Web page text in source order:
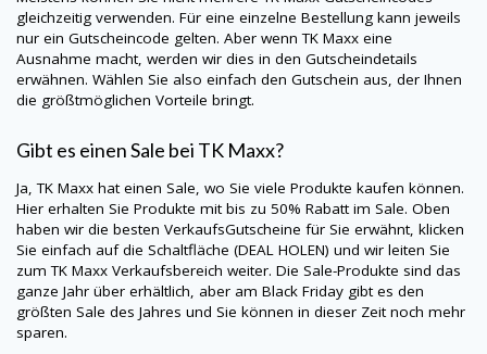
gleichzeitig verwenden. Für eine einzelne Bestellung kann jeweils
nur ein Gutscheincode gelten. Aber wenn TK Maxx eine
Ausnahme macht, werden wir dies in den Gutscheindetails
erwähnen. Wählen Sie also einfach den Gutschein aus, der Ihnen
die größtmöglichen Vorteile bringt.
Gibt es einen Sale bei TK Maxx?
Ja, TK Maxx hat einen Sale, wo Sie viele Produkte kaufen können.
Hier erhalten Sie Produkte mit bis zu 50% Rabatt im Sale. Oben
haben wir die besten VerkaufsGutscheine für Sie erwähnt, klicken
Sie einfach auf die Schaltfläche (DEAL HOLEN) und wir leiten Sie
zum TK Maxx Verkaufsbereich weiter. Die Sale-Produkte sind das
ganze Jahr über erhältlich, aber am Black Friday gibt es den
größten Sale des Jahres und Sie können in dieser Zeit noch mehr
sparen.